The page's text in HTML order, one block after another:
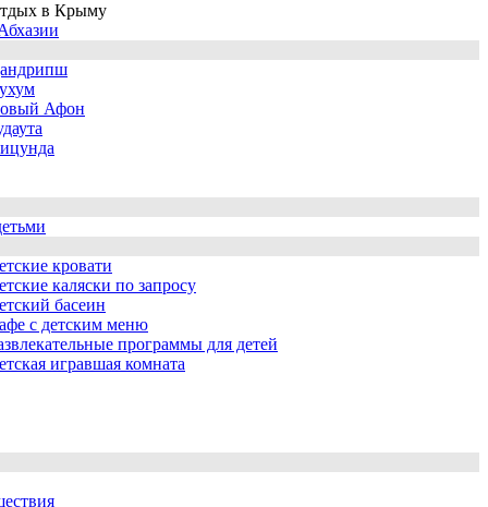
в Крыму
Афон
кровати
каляски по запросу
басеин
с детским меню
программы для детей
игравшая комната